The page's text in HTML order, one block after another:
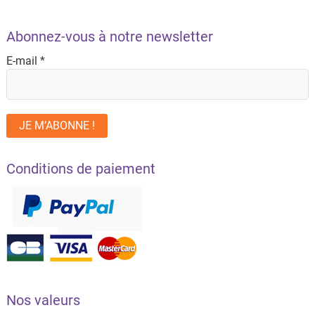
Abonnez-vous à notre newsletter
E-mail *
Conditions de paiement
Nos valeurs